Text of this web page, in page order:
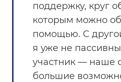
поддержку, круг
которым можно
помощью. С
я уже не
участник — наше
большие